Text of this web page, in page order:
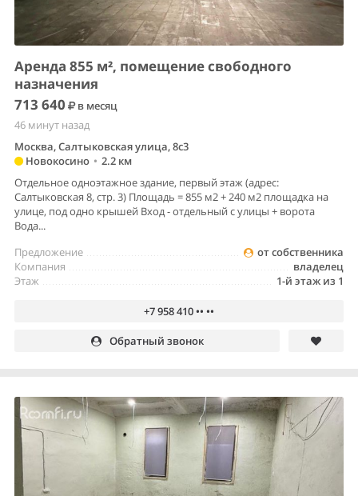
Аренда 855 м², помещение свободного
назначения
713 640
в месяц
46 минут назад
Москва, Салтыковская улица, 8с3
Новокосино • 2.2 км
Отдельное одноэтажное здание, первый этаж (адрес:
Салтыковская 8, стр. 3) Площадь = 855 м2 + 240 м2 площадка на
улице, под одно крышей Вход - отдельный с улицы + ворота
Вода...
от собственника
Предложение
владелец
Компания
1-й этаж из 1
Этаж
+7 958 410 •• ••
Обратный звонок